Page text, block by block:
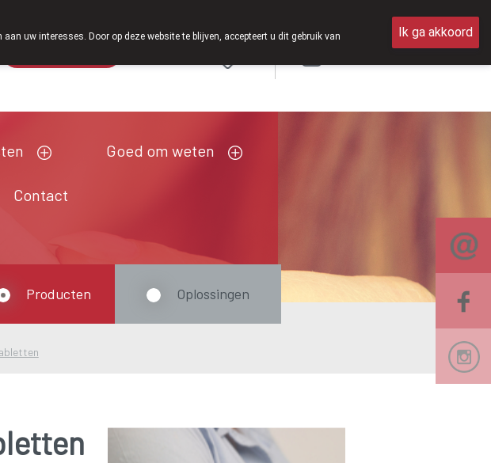
Goed om weten
Contact
Producten Oplossingen
uw interesses. Door op deze website te blijven, accepteert u dit gebruik van
Ik ga akkoord